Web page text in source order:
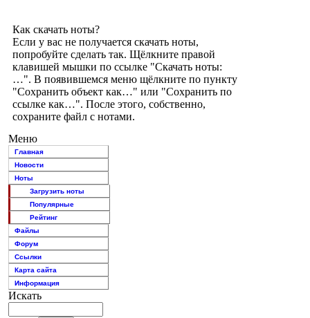
Как скачать ноты?
Если у вас не получается скачать ноты,
попробуйте сделать так. Щёлкните правой
клавишей мышки по ссылке "Скачать ноты:
…". В появившемся меню щёлкните по пункту
"Сохранить объект как…" или "Сохранить по
ссылке как…". После этого, собственно,
сохраните файл с нотами.
Меню
Главная
Новости
Ноты
Загрузить ноты
Популярные
Рейтинг
Файлы
Форум
Ссылки
Карта сайта
Информация
Искать